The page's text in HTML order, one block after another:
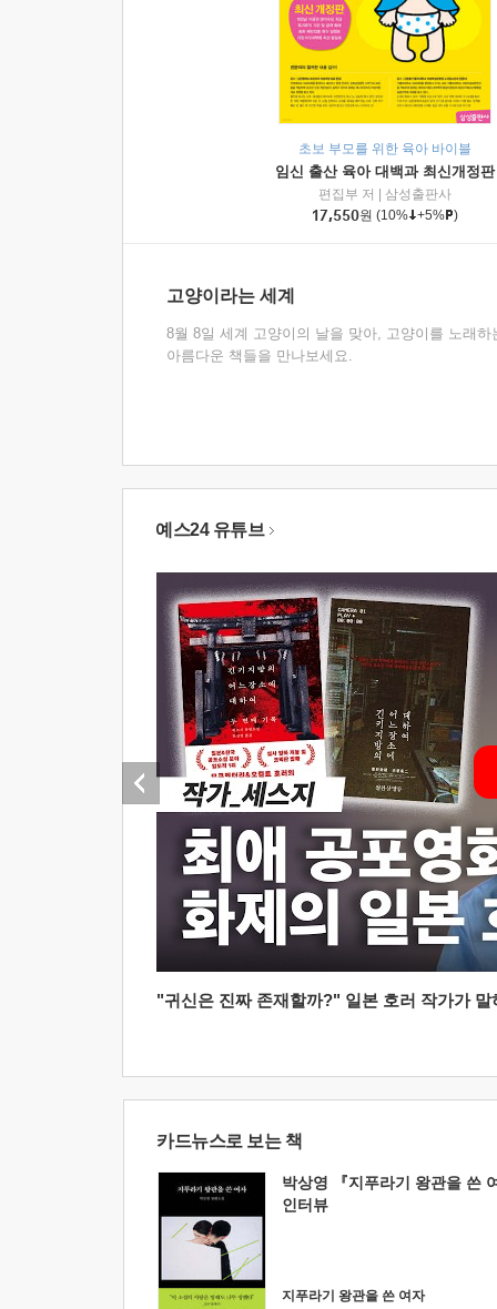
초보 부모를 위한 육아 바이블
임신 출산 육아 대백과 최신개정판
편집부 저
삼성출판사
17,550원 (10% +5% )
고양이라는 세계
8월 8일 세계 고양이의 날을 맞아, 고양이를 노래하
아름다운 책들을 만나보세요.
예스24 유튜브
"귀신은 진짜 존재할까?" 일본 호러 작가가
카드뉴스로 보는 책
박상영 『지푸라기 왕관을 쓴
인터뷰
지푸라기 왕관을 쓴 여자